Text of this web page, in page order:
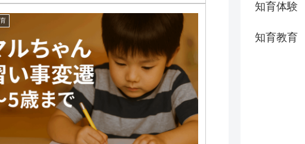
知育体験
知育教育